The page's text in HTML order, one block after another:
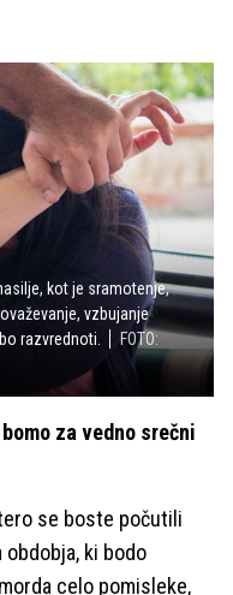
kot je sramotenje,
vzbujanje
razvrednoti.
FOTO:
za vedno srečni
se boste počutili
ki bodo
celo pomisleke,